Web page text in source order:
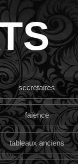
secrétaires
faïence
tableaux anciens